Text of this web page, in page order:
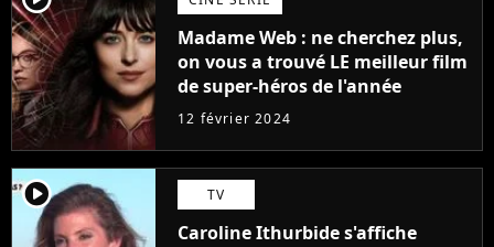
Madame Web : ne cherchez plus,
on vous a trouvé LE meilleur film
de super-héros de l'année
12 février 2024
player2 TV
Caroline Ithurbide s'affiche